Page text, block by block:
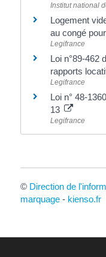
Institut national
Logement
au congé
Legifrance
Loi n°89-462
rapports
Legifrance
Loi n° 48-
13
Legifrance
© Direction de
marquage- kienso.fr